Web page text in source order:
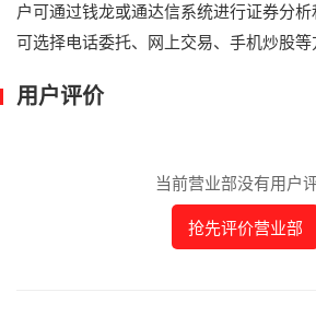
户可通过钱龙或通达信系统进行证券分
可选择电话委托、网上交易、手机炒股等
用户评价
当前营业部没有用户
抢先评价营业部